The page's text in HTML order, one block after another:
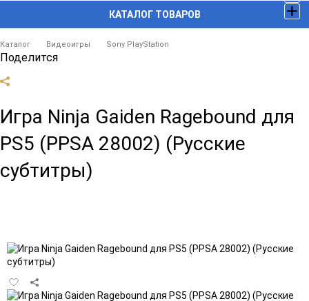
КАТАЛОГ ТОВАРОВ
Каталог Видеоигры Sony PlayStation
Поделится
Игра Ninja Gaiden Ragebound для
PS5 (PPSA 28002) (Русские
субтитры)
Добавить
в